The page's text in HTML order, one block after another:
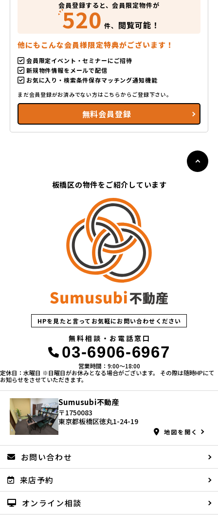
会員登録すると、会員限定物件が
520 件、 閲覧可能！
他にもこんな会員様限定特典がございます！
会員限定イベント・セミナーにご招待
新規物件情報をメールで配信
お気に入り・検索条件保存マッチング通知機能
まだ会員登録がお済みでない方はこちらからご登録下さい。
無料会員登録
板橋区の物件をご紹介しています
HPを見たと言ってお気軽にお問い合わせください
無料相談・お電話窓口
03-6906-6967
営業時間：9:00〜18:00
定休日：水曜日 ※日曜日がお休みとなる場合がございます。 その際は随時HPにて
お知らせをさせていただきます。
Sumusubi不動産
〒1750083
東京都板橋区徳丸1-24-19
地図を開く
お問い合わせ
来店予約
オンライン相談